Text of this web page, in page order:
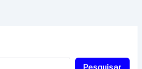
Pesquisar